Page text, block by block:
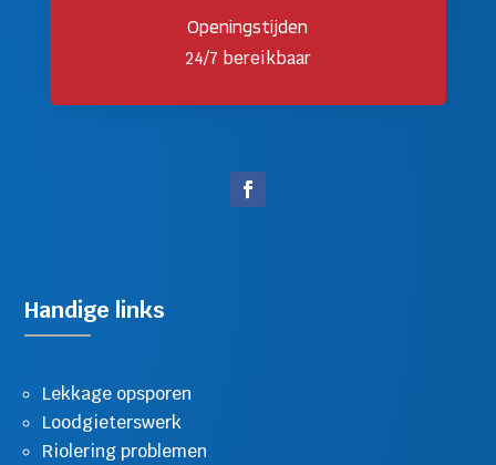
Openingstijden
24/7 bereikbaar
Handige links
Lekkage opsporen
Loodgieterswerk
Riolering problemen